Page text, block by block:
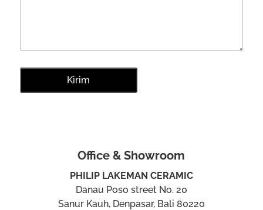
Office & Showroom
PHILIP LAKEMAN CERAMIC
Danau Poso street No. 20
Sanur Kauh, Denpasar, Bali 80220